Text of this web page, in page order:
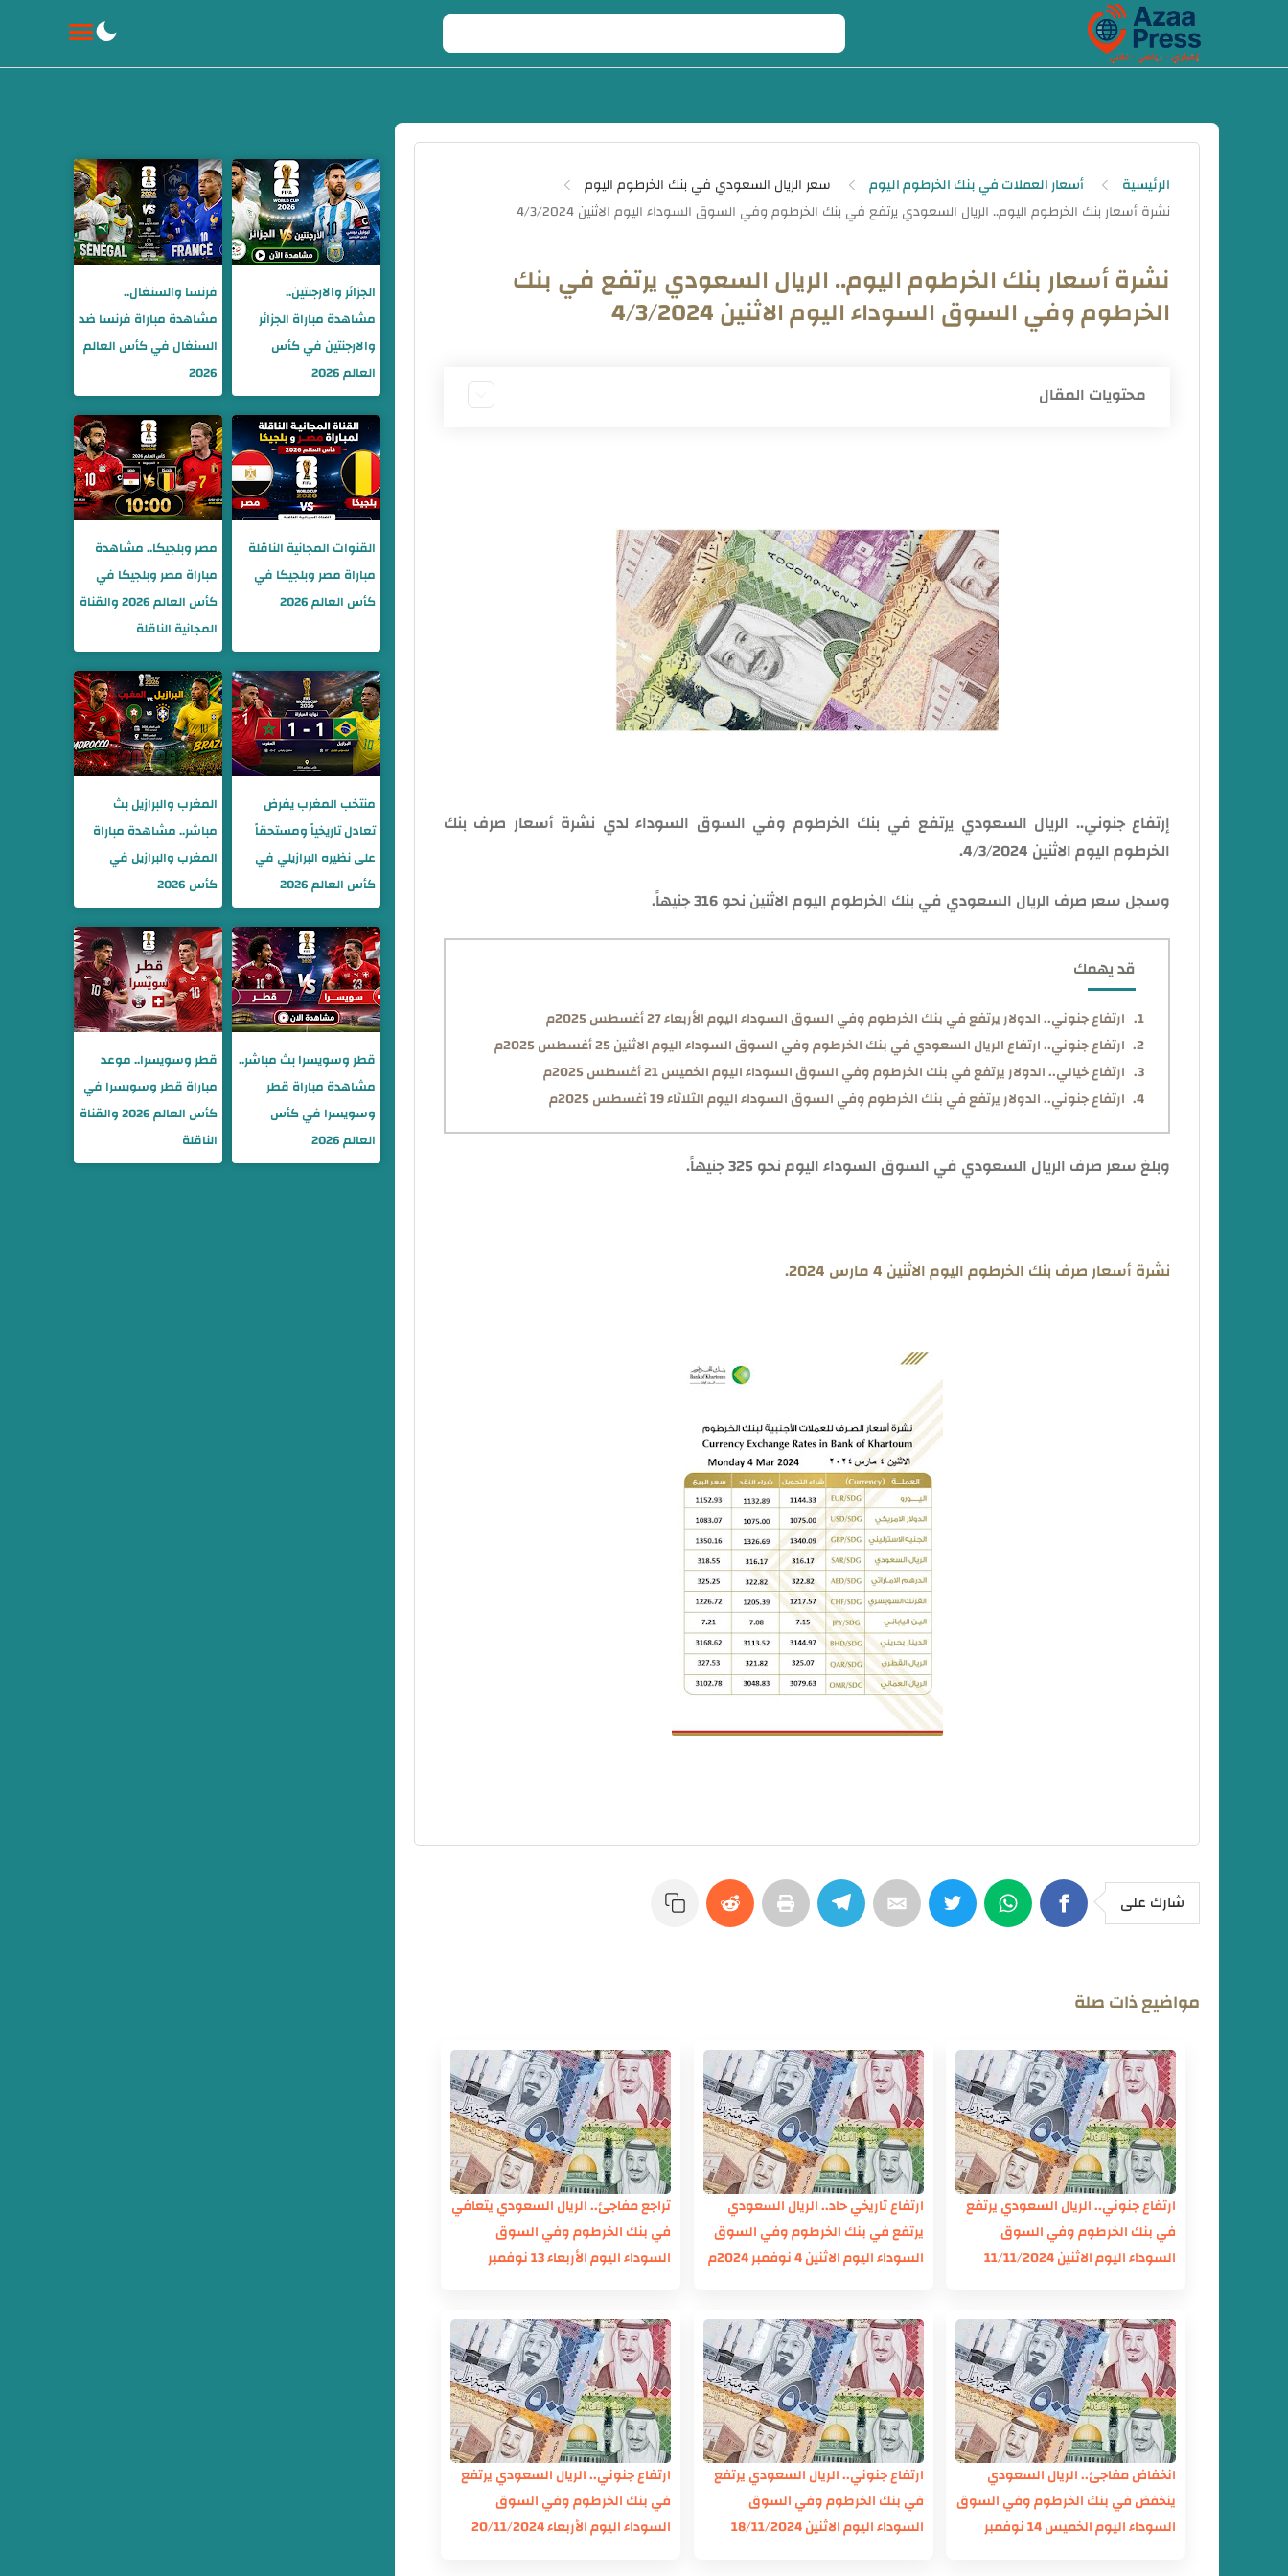
الرئيسية أسعار العملات في بنك الخرطوم اليوم سعر الريال السعودي في بنك الخرطوم اليوم
نشرة أسعار بنك الخرطوم اليوم.. الريال السعودي يرتفع في بنك
الخرطوم وفي السوق السوداء اليوم الاثنين 4/3/2024
محتويات المقال
إرتفاع جنوني.. الريال السعودي يرتفع في بنك الخرطوم وفي السوق السوداء لدي نشرة أسعار صرف بنك
الخرطوم اليوم الاثنين 4/3/2024.
وسجل سعر صرف الريال السعودي في بنك الخرطوم اليوم الاثنين نحو 316 جنيهاً.
قد يهمك
ارتفاع جنوني.. الدولار يرتفع في بنك الخرطوم وفي السوق السوداء اليوم الأربعاء 27 أغسطس 2025م
ارتفاع جنوني.. ارتفاع الريال السعودي في بنك الخرطوم وفي السوق السوداء اليوم الاثنين 25 أغسطس 2025م
ارتفاع خيالي.. الدولار يرتفع في بنك الخرطوم وفي السوق السوداء اليوم الخميس 21 أغسطس 2025م
ارتفاع جنوني.. الدولار يرتفع في بنك الخرطوم وفي السوق السوداء اليوم الثلاثاء 19 أغسطس 2025م
وبلغ سعر صرف الريال السعودي في السوق السوداء اليوم نحو 325 جنيهاً.
نشرة أسعار صرف بنك الخرطوم اليوم الاثنين 4 مارس 2024.
شارك على
مواضيع ذات صلة
ارتفاع جنوني.. الريال السعودي يرتفع
في بنك الخرطوم وفي السوق
السوداء اليوم الاثنين 11/11/2024
ارتفاع تاريخي حاد.. الريال السعودي
يرتفع في بنك الخرطوم وفي السوق
السوداء اليوم الاثنين 4 نوفمبر 2024م
تراجع مفاجئ.. الريال السعودي يتعافي
في بنك الخرطوم وفي السوق
السوداء اليوم الأربعاء 13 نوفمبر
انخفاض مفاجئ.. الريال السعودي
ينخفض في بنك الخرطوم وفي السوق
السوداء اليوم الخميس 14 نوفمبر
ارتفاع جنوني.. الريال السعودي يرتفع
في بنك الخرطوم وفي السوق
السوداء اليوم الاثنين 18/11/2024
ارتفاع جنوني.. الريال السعودي يرتفع
في بنك الخرطوم وفي السوق
السوداء اليوم الأربعاء 20/11/2024
الجزائر والارجنتين..
مشاهدة مباراة الجزائر
والارجنتين في كأس
العالم 2026
فرنسا والسنغال..
مشاهدة مباراة فرنسا ضد
السنغال في كأس العالم
2026
القنوات المجانية الناقلة
مباراة مصر وبلجيكا في
كأس العالم 2026
مصر وبلجيكا.. مشاهدة
مباراة مصر وبلجيكا في
كأس العالم 2026 والقناة
المجانية الناقلة
منتخب المغرب يفرض
تعادل تاريخياً ومستحقاً
على نظيره البرازيلي في
كأس العالم 2026
المغرب والبرازيل بث
مباشر.. مشاهدة مباراة
المغرب والبرازيل في
كأس 2026
قطر وسويسرا بث مباشر..
مشاهدة مباراة قطر
وسويسرا في كأس
العالم 2026
قطر وسويسرا.. موعد
مباراة قطر وسويسرا في
كأس العالم 2026 والقناة
الناقلة